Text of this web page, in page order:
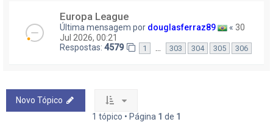
Europa League
Última mensagem por douglasferraz89 « 30
Jul 2026, 00:21
Respostas: 4579 1 303 304 305 306
Novo Tópico
1 tópico • Página 1 de 1